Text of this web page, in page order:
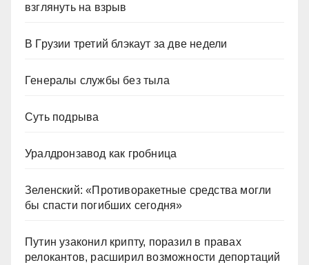
взглянуть на взрыв
В Грузии третий блэкаут за две недели
Генералы службы без тыла
Суть подрыва
Уралдронзавод как гробница
Зеленский: «Противоракетные средства могли
бы спасти погибших сегодня»
Путин узаконил крипту, поразил в правах
релокантов, расширил возможности депортаций